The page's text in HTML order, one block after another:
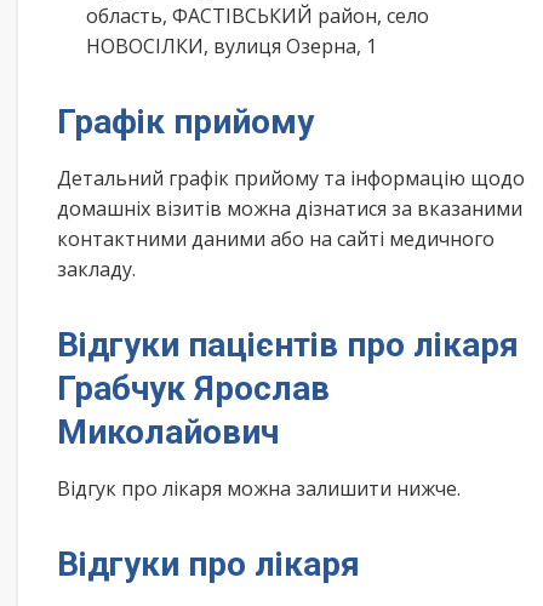
область, ФАСТІВСЬКИЙ район, село
НОВОСІЛКИ, вулиця Озерна, 1
Графік прийому
Детальний графік прийому та інформацію щодо
домашніх візитів можна дізнатися за вказаними
контактними даними або на сайті медичного
закладу.
Відгуки пацієнтів про лікаря
Грабчук Ярослав
Миколайович
Відгук про лікаря можна залишити нижче.
Відгуки про лікаря